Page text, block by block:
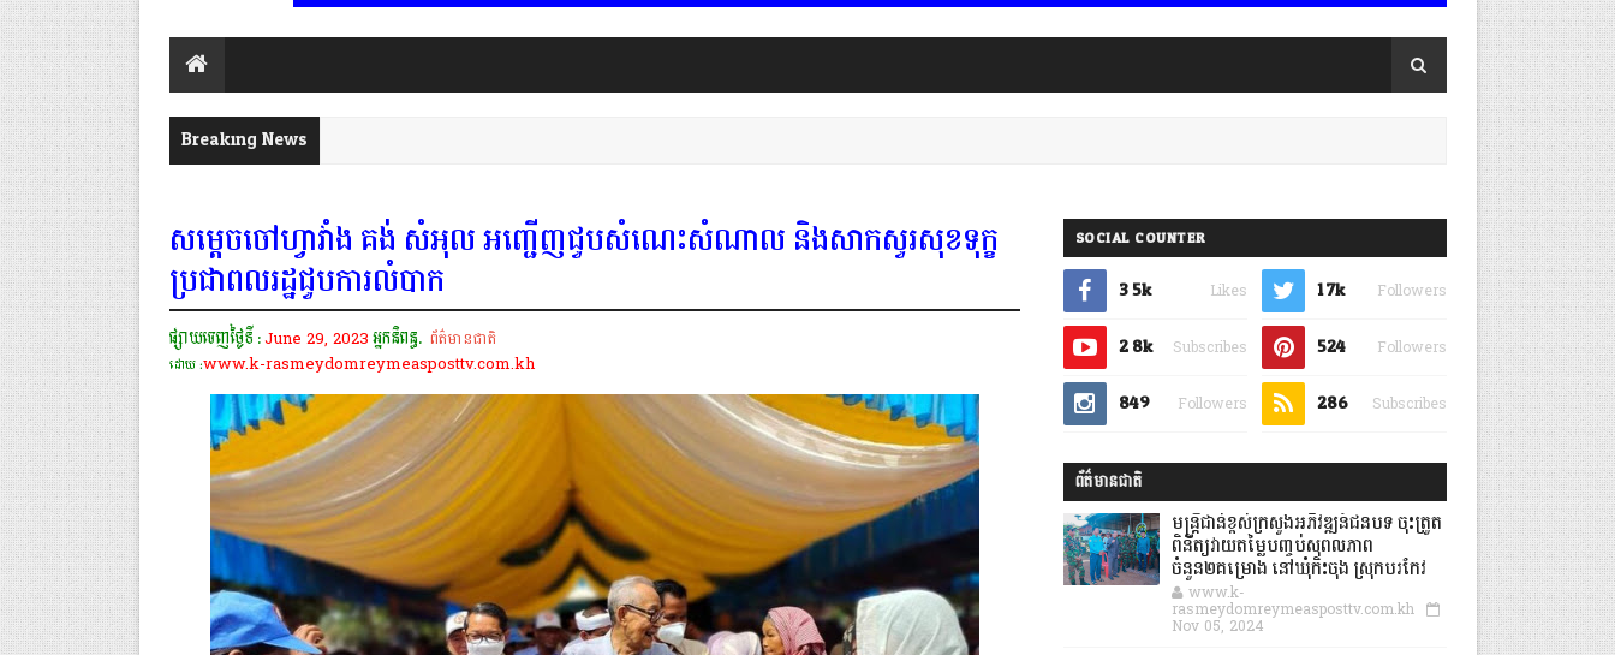
Breaking News
សម្តេចចៅហ្វាវាំង គង់ សំអុល អញ្ជើញជួបសំណេះសំណាល និងសាកសួរសុខទុក្ខ
ប្រជាពលរដ្ឋជួបការលំបាក
ផ្សាយចេញថ្ងៃទី :June 29, 2023អ្នកនិពន្ធ. ព័ត៌មានជាតិ
ដោយ :www.k-rasmeydomreymeasposttv.com.kh
SOCIAL COUNTER
3.5k Likes 1.7k Followers
2.8k Subscribes 524 Followers
849 Followers 286 Subscribes
ព័ត៌មានជាតិ
មន្ត្រីជាន់ខ្ពស់ក្រសួងអភិវឌ្ឍន៍ជនបទ ចុះត្រួត
ពិនិត្យវាយតម្លៃបញ្ចប់សុពលភាព
ចំនួន២គម្រោង នៅឃុំកិះចុង ស្រុកបរកែវ
www.k-
rasmeydomreymeasposttv.com.kh
Nov 05, 2024